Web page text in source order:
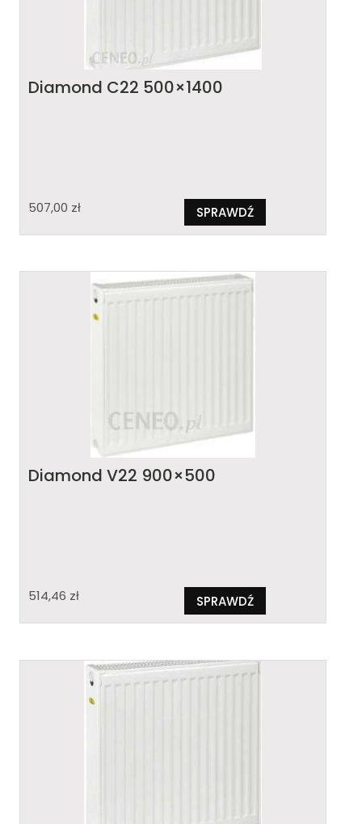
Diamond C22 500×1400
507,00 zł SPRAWDŹ
Diamond V22 900×500
514,46 zł SPRAWDŹ